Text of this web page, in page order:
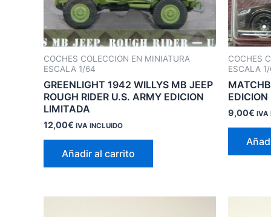
COCHES COLECCION EN MINIATURA
ESCALA 1/64
GREENLIGHT 1942 WILLYS MB JEEP
ROUGH RIDER U.S. ARMY EDICION
LIMITADA
12,00€ IVA INCLUIDO
Añadir al carrito
COCHES
ESCALA
9,00€ IVA